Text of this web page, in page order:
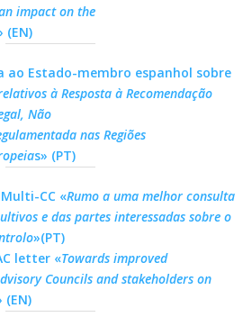
impact on the
(EN)
ao Estado-membro espanhol sobre
à Resposta à Recomendação
Não
nas Regiões
s» (PT)
CC «Rumo a uma melhor consulta
e das partes interessadas sobre o
»(PT)
letter «Towards improved
Councils and stakeholders on
(EN)